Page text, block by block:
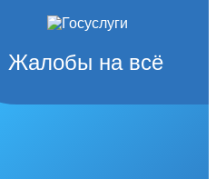
Жалобы на всё